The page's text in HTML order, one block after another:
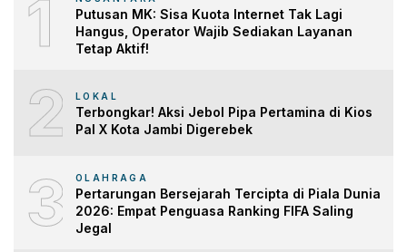
1
Putusan MK: Sisa Kuota Internet Tak Lagi
Hangus, Operator Wajib Sediakan Layanan
Tetap Aktif!
2 LOKAL
Terbongkar! Aksi Jebol Pipa Pertamina di Kios
Pal X Kota Jambi Digerebek
3 OLAHRAGA
Pertarungan Bersejarah Tercipta di Piala Dunia
2026: Empat Penguasa Ranking FIFA Saling
Jegal